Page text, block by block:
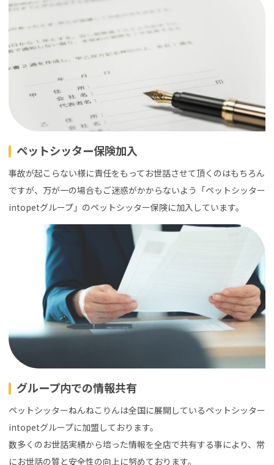
ペットシッター保険加入
事故が起こらない様に責任をもってお世話させて頂くのはもちろん
ですが、万が一の場合もご迷惑がかからないよう「ペットシッター
intopetグループ」のペットシッター保険に加入しています。
グループ内での情報共有
ペットシッターねんねこりんは全国に展開しているペットシッター
intopetグループに加盟しております。
数多くのお世話実績から培った情報を全店で共有する事により、常
にお世話の質と安全性の向上に努めております。